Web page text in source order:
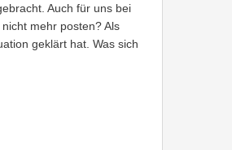
Auch für uns bei
mehr posten? Als
geklärt hat. Was sich